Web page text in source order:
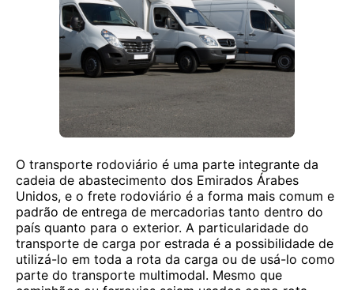
O transporte rodoviário é uma parte integrante da
cadeia de abastecimento dos Emirados Árabes
Unidos, e o frete rodoviário é a forma mais comum e
padrão de entrega de mercadorias tanto dentro do
país quanto para o exterior. A particularidade do
transporte de carga por estrada é a possibilidade de
utilizá-lo em toda a rota da carga ou de usá-lo como
parte do transporte multimodal. Mesmo que